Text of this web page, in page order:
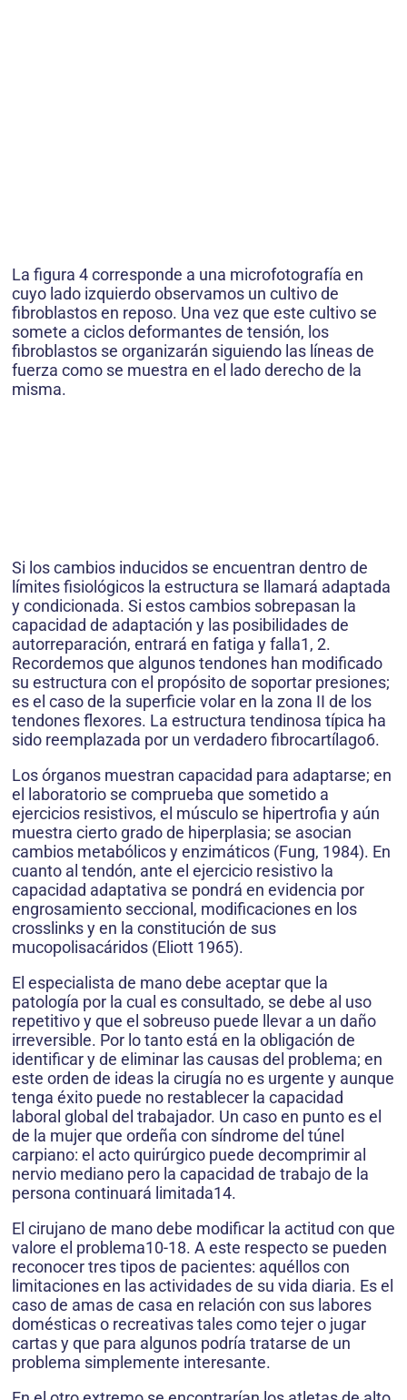
La figura 4 corresponde a una microfotografía en
cuyo lado izquierdo observamos un cultivo de
fibroblastos en reposo. Una vez que este cultivo se
somete a ciclos deformantes de tensión, los
fibroblastos se organizarán siguiendo las líneas de
fuerza como se muestra en el lado derecho de la
misma.
Si los cambios inducidos se encuentran dentro de
límites fisiológicos la estructura se llamará adaptada
y condicionada. Si estos cambios sobrepasan la
capacidad de adaptación y las posibilidades de
autorreparación, entrará en fatiga y falla1, 2.
Recordemos que algunos tendones han modificado
su estructura con el propósito de soportar presiones;
es el caso de la superficie volar en la zona II de los
tendones flexores. La estructura tendinosa típica ha
sido reemplazada por un verdadero fibrocartílago6.
Los órganos muestran capacidad para adaptarse; en
el laboratorio se comprueba que sometido a
ejercicios resistivos, el músculo se hipertrofia y aún
muestra cierto grado de hiperplasia; se asocian
cambios metabólicos y enzimáticos (Fung, 1984). En
cuanto al tendón, ante el ejercicio resistivo la
capacidad adaptativa se pondrá en evidencia por
engrosamiento seccional, modificaciones en los
crosslinks y en la constitución de sus
mucopolisacáridos (Eliott 1965).
El especialista de mano debe aceptar que la
patología por la cual es consultado, se debe al uso
repetitivo y que el sobreuso puede llevar a un daño
irreversible. Por lo tanto está en la obligación de
identificar y de eliminar las causas del problema; en
este orden de ideas la cirugía no es urgente y aunque
tenga éxito puede no restablecer la capacidad
laboral global del trabajador. Un caso en punto es el
de la mujer que ordeña con síndrome del túnel
carpiano: el acto quirúrgico puede decomprimir al
nervio mediano pero la capacidad de trabajo de la
persona continuará limitada14.
El cirujano de mano debe modificar la actitud con que
valore el problema10-18. A este respecto se pueden
reconocer tres tipos de pacientes: aquéllos con
limitaciones en las actividades de su vida diaria. Es el
caso de amas de casa en relación con sus labores
domésticas o recreativas tales como tejer o jugar
cartas y que para algunos podría tratarse de un
problema simplemente interesante.